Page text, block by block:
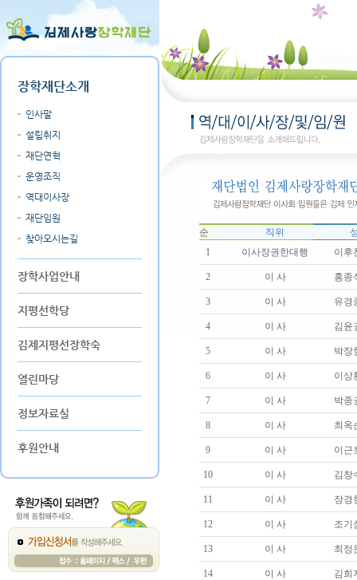
장학재단소개
인사말
설립취지
재단연혁
운영조직
역대이사장
재단임원
찾아오시는길
장학사업안내
지평선학당
김제지평선장학숙
열린마당
정보자료실
후원안내
순 직위
1
이사장권한대행 이후
2 이 사 홍종
3 이 사 유경
4 이 사 김윤
5 이 사 박장
6 이 사 이상
7 이 사 박종
8 이 사 최옥
9 이 사 이근
10 이 사 김창
11 이 사 장경
12 이 사 조기
13 이 사 최정
14 이 사 김희